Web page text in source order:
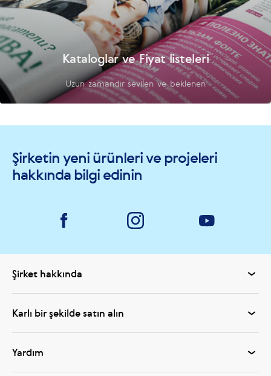
Kataloglar ve Fiyat listeleri
Uzun zamandır sevilen ve beklenen
Şirketin yeni ürünleri ve projeleri
hakkında bilgi edinin
Şirket hakkında
Karlı bir şekilde satın alın
Yardım